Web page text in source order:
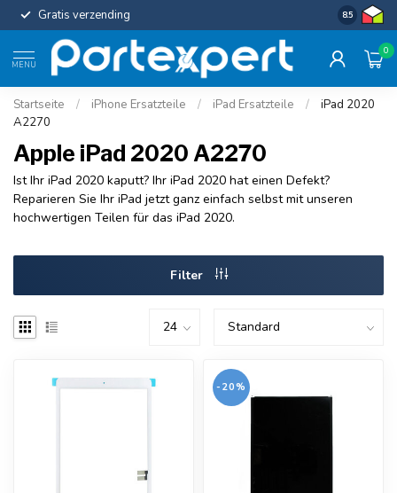
Gratis verzending Uniforme
8.5
MENU
0
Startseite / iPhone Ersatzteile / iPad Ersatzteile /
iPad 2020
A2270
Apple iPad 2020 A2270
Ist Ihr iPad 2020 kaputt? Ihr iPad 2020 hat einen Defekt?
Reparieren Sie Ihr iPad jetzt ganz einfach selbst mit unseren
hochwertigen Teilen für das iPad 2020.
Filter
-20%